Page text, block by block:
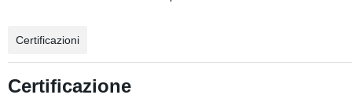
Certificazioni
Certificazione